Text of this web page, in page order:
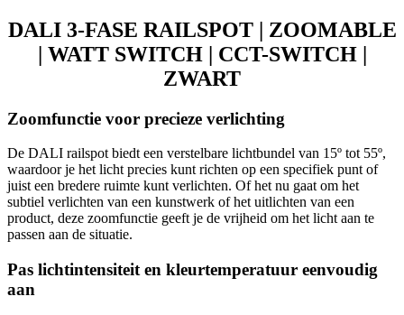
DALI 3-FASE RAILSPOT | ZOOMABLE
| WATT SWITCH | CCT-SWITCH |
ZWART
Zoomfunctie voor precieze verlichting
De DALI railspot biedt een verstelbare lichtbundel van 15º tot 55º,
waardoor je het licht precies kunt richten op een specifiek punt of
juist een bredere ruimte kunt verlichten. Of het nu gaat om het
subtiel verlichten van een kunstwerk of het uitlichten van een
product, deze zoomfunctie geeft je de vrijheid om het licht aan te
passen aan de situatie.
Pas lichtintensiteit en kleurtemperatuur eenvoudig
aan